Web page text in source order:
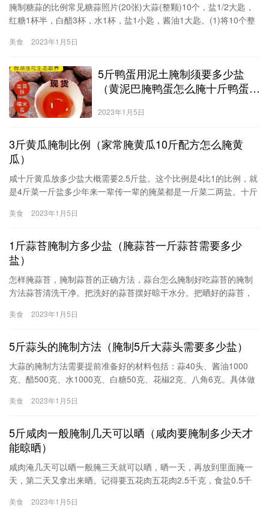
腌制糖蒜的比例常见糖蒜照片(20张)大蒜(整颗)10个，盐1/2大匙，
红糖1杯半，白醋3杯，水1杯，盐1小匙，酱油1大匙。(1)将10个整
火，再放入大蒜浸渍20分钟，捞起沥干水份放凉备用。(3)将调味料
大蒜与冷却的糖醋汁一起放入容器中腌渍，
美食 2023年1月5日
5斤鸭蛋用泥土腌制须要多少盐
（黄泥巴腌鸭蛋怎么腌十斤鸭蛋多
2023年1月5日
3斤黄瓜腌制比例（家常腌黄瓜10斤配方怎么腌黄
瓜）
咸十斤黄瓜放多少盐大概需要2.5斤盐。这个比例是4比1的比例，就
是4斤菜一斤盐多少年来一辈传一辈的腌菜都是一斤菜二两盐。十斤
少，照这个比例递减就行了，不用担心咸的，放盐是为了杀出黄瓜
瓜里的水尽可能的多挤出来。4.依自己口味，准备姜
美食 2023年1月5日
1斤蒜苔腌制方多少盐（腌蒜苔一斤蒜苔需要多少
盐）
怎样腌蒜苔，腌制蒜苔的正确方法，蒜台怎么腌制好吃蒜苔的腌制
方法蒜苔清洗干净。把洗好的蒜苔摆好晾干水分。把晒好的蒜苔，
的比例是5:1的样子。加入红糖粉。实在没有红糖
美食 2023年1月5日
5斤蒜头的腌制方法（腌制5斤大蒜头需要多少盐）
大蒜的腌制方法需要提前准备好的材料包括：蒜40头、酱油1000
克、醋500克、水1000克、白糖50克、花椒2克、八角6克。具体做
放到盆里，用水泡一下。2、泡好的大蒜捞出来，放到篦子上，控干
料、白糖和水倒入锅里，大火煮开然后
美食 2023年1月5日
5斤咸肉一般腌制几天可以晒（咸肉要腌制多少天才
能晾晒）
咸肉淹几天可以晒一般腌三天就可以晒，晒一天，再放到里面腌一
天，第二天又拿出来晒。记得要五花肉五花肉2.5千克，食盐0.5千
（2）将肉切成0.5千克左右的块，用炒热的花椒盐将肉的表面全面
美食 2023年1月5日